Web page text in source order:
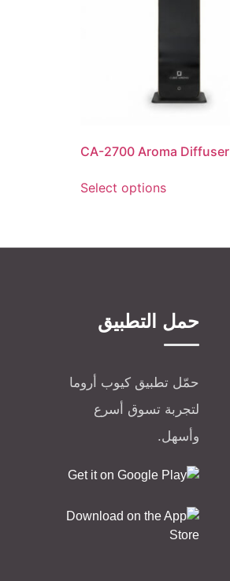
CA-2700 Aroma Diffuser
Select options
حمل التطبيق
حمّل تطبيق كيوب أروما
لتجربة تسوق أسرع
وأسهل.